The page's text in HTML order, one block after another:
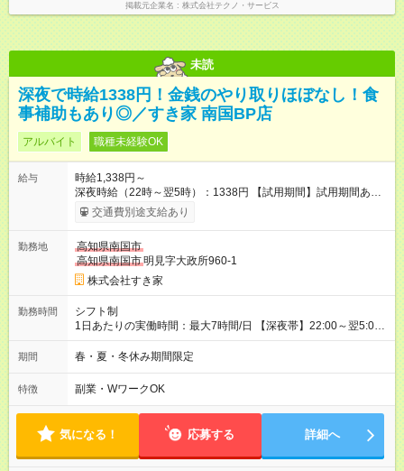
掲載元企業名 株式会社テクノ・サービス
未読
深夜で時給1338円！金銭のやり取りほぼなし！食
事補助もあり◎／すき家 南国BP店
アルバイト 職種未経験OK
給与
時給1,338円～
深夜時給（22時～翌5時）：1338円 【試用期間】試用期間あり
試用期間の長さ：1ヶ月 雇用形態、給与は本採用時と同じです。
試用期間の実態は30日（※条件変更なし）ですが、切り上げで
同時給）
交通費別途支給あり
勤務地
高知県南国市
高知県南国市明見字大政所960-1
株式会社すき家
勤務時間
シフト制
1日あたりの実働時間：最大7時間/日 【深夜帯】22:00～翌5:00
週2日～・1日2h～OK◎ ※22:00から翌5:00までは18歳以上の方
のみ勤務可能です（18歳未満の深夜業務禁止のため） ★深夜で
す。 必ず、2名以上での勤務を行いますので、安心して働けま
す。
期間 春・夏・冬休み期間限定
特徴 副業・WワークOK
気になる！ 応募する 詳細へ